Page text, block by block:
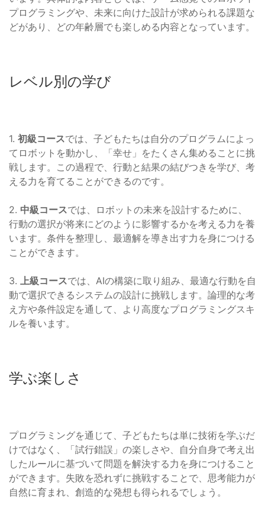
プログラミングや、未来に向けた設計が求められる課題な
どがあり、どの年齢層でも楽しめる内容となっています。
レベル別の学び
1. 初級コースでは、子どもたちは自分のプログラムによっ
てロボットを動かし、「幸せ」をたくさん集めることに挑
戦します。この過程で、行動と結果の結びつきを学び、考
える力を育てることができるのです。
2. 中級コースでは、ロボットの未来を設計するために、
行動の選択が将来にどのように影響するかを考える力を養
います。条件を整理し、最適解を導き出す力を身につける
ことができます。
3. 上級コースでは、AIの構築に取り組み、最適な行動を自
動で選択できるシステムの設計に挑戦します。論理的な考
え方や条件設定を通して、より高度なプログラミングスキ
ルを養います。
学ぶ楽しさ
プログラミングを通じて、子どもたちは単に技術を学ぶだ
けではなく、「試行錯誤」の楽しさや、自分自身で考え出
したルールに基づいて問題を解決する力を身につけること
ができます。失敗を恐れずに挑戦することで、思考能力が
自然に育まれ、創造的な発想も得られるでしょう。